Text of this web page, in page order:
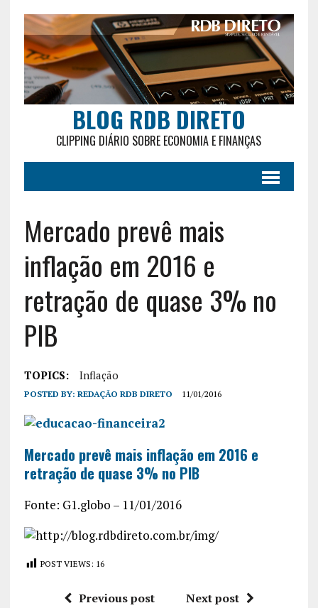
BLOG RDB DIRETO
CLIPPING DIÁRIO SOBRE ECONOMIA E FINANÇAS
Mercado prevê mais
inflação em 2016 e
retração de quase 3% no
PIB
TOPICS: Inflação
POSTED BY: REDAÇÃO RDB DIRETO 11/01/2016
Mercado prevê mais inflação em 2016 e
retração de quase 3% no PIB
Fonte: G1.globo – 11/01/2016
POST VIEWS: 16
Previous post Next post